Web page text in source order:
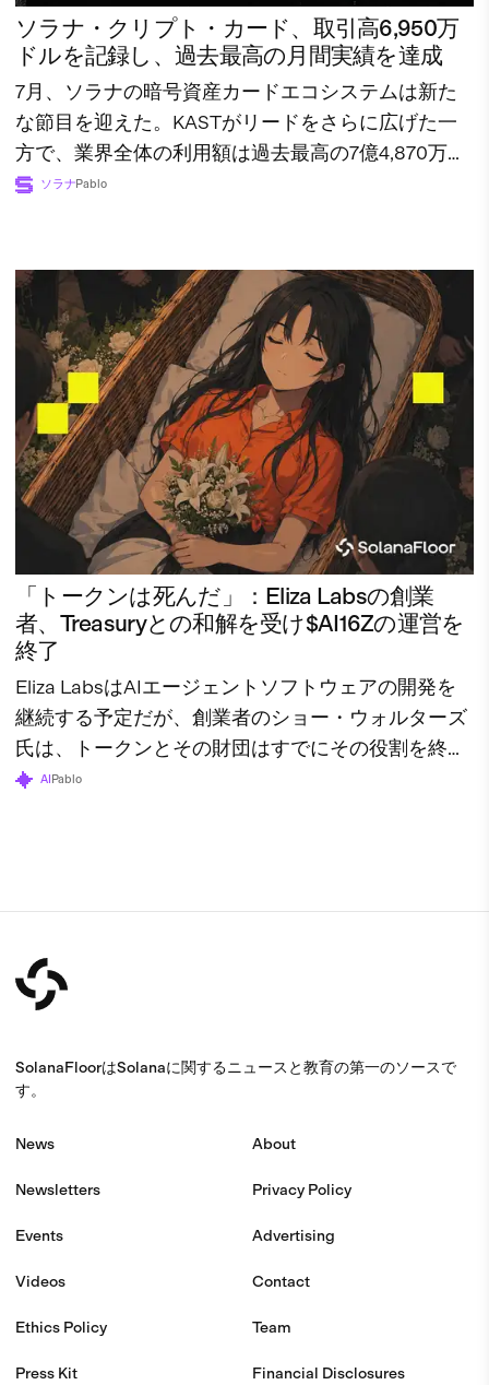
ソラナ・クリプト・カード、取引高6,950万
ドルを記録し、過去最高の月間実績を達成
7月、ソラナの暗号資産カードエコシステムは新た
な節目を迎えた。KASTがリードをさらに広げた一
方で、業界全体の利用額は過去最高の7億4,870万ド
ルに達した。
ソラナPablo
「トークンは死んだ」：Eliza Labsの創業
者、Treasuryとの和解を受け$AI16Zの運営を
終了
Eliza LabsはAIエージェントソフトウェアの開発を
継続する予定だが、創業者のショー・ウォルターズ
氏は、トークンとその財団はすでにその役割を終え
たと述べている。
AI Pablo
SolanaFloorはSolanaに関するニュースと教育の第一のソースで
す。
News
Newsletters
Events
Videos
Ethics Policy
Press Kit
About
Privacy Policy
Advertising
Contact
Team
Financial Disclosures